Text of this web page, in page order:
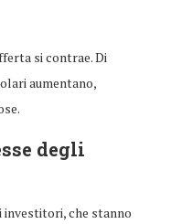
si contrae. Di
aumentano,
degli
investitori, che stanno